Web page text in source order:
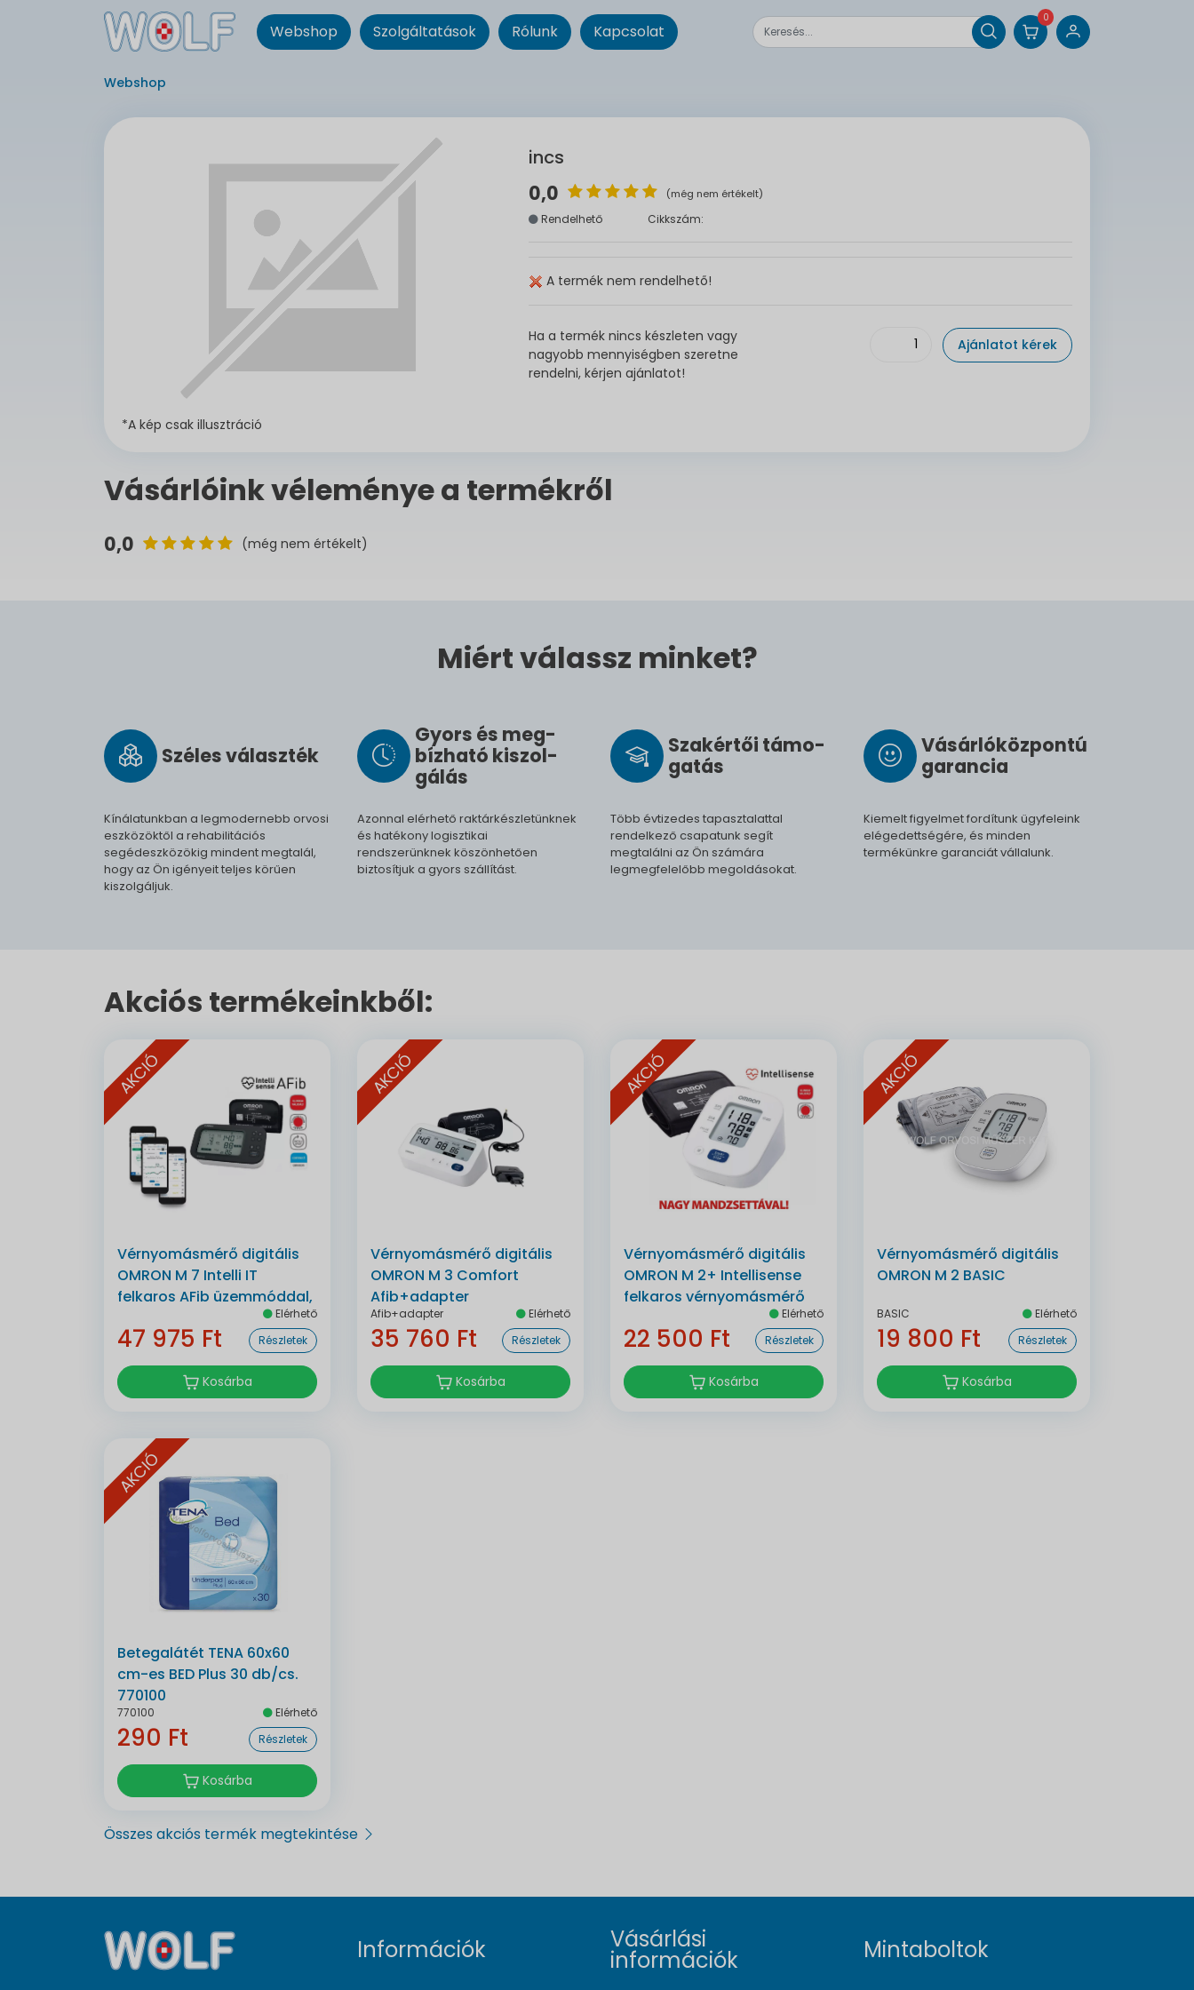
0
Webshop Szolgáltatások Rólunk Kapcsolat
Webshop
*A kép csak illusztráció
incs
0,0 (még nem értékelt)
Rendelhető Cikkszám:
A termék nem rendelhető!
Ha a termék nincs készleten vagy
nagyobb mennyiségben szeretne
rendelni, kérjen ajánlatot!
Ajánlatot kérek
Vásárlóink véleménye a termékről
0,0 (még nem értékelt)
Miért válassz minket?
Széles vá­lasz­ték
Kínálatunkban a legmodernebb orvosi
eszközöktől a rehabilitációs
segédeszközökig mindent megtalál,
hogy az Ön igényeit teljes körűen
kiszolgáljuk.
Gyors és meg­
bíz­ha­tó ki­szol­
gál­ás
Azonnal elérhető raktárkészletünknek
és hatékony logisztikai
rendszerünknek köszönhetően
biztosítjuk a gyors szállítást.
Szak­értői tá­mo­
ga­tás
Több évtizedes tapasztalattal
rendelkező csapatunk segít
megtalálni az Ön számára
legmegfelelőbb megoldásokat.
Vásárló­köz­pontú
ga­ran­cia
Kiemelt figyelmet fordítunk ügyfeleink
elégedettségére, és minden
termékünkre garanciát vállalunk.
Akciós termékeinkből:
AKCIÓ
Vérnyomásmérő digitális
OMRON M 7 Intelli IT
felkaros AFib üzemmóddal,
bluetoothos automataElérhető
47 975 Ft Részletek
Kosárba
AKCIÓ
Vérnyomásmérő digitális
OMRON M 3 Comfort
Afib+adapter
Afib+adapter Elérhető
35 760 Ft Részletek
Kosárba
AKCIÓ
Vérnyomásmérő digitális
OMRON M 2+ Intellisense
felkaros vérnyomásmérő
Elérhető
22 500 Ft Részletek
Kosárba
AKCIÓ
Vérnyomásmérő digitális
OMRON M 2 BASIC
BASIC Elérhető
19 800 Ft Részletek
Kosárba
AKCIÓ
Betegalátét TENA 60x60
cm-es BED Plus 30 db/cs.
770100
770100 Elérhető
290 Ft Részletek
Kosárba
Összes akciós termék megtekintése
Információk Vásárlási
információk Mintaboltok